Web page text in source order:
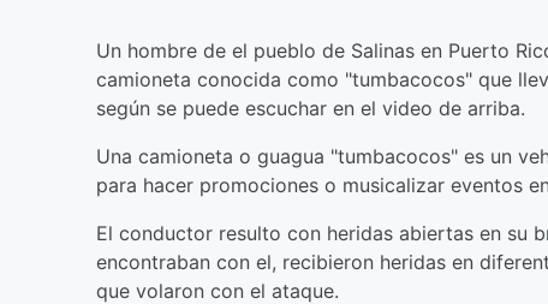
Un hombre de el pueblo de Salinas en Puerto
camioneta conocida como "tumbacocos" que
según se puede escuchar en el video de arriba.
Una camioneta o guagua "tumbacocos" es un
para hacer promociones o musicalizar eventos
El conductor resulto con heridas abiertas en su
encontraban con el, recibieron heridas en
que volaron con el ataque.